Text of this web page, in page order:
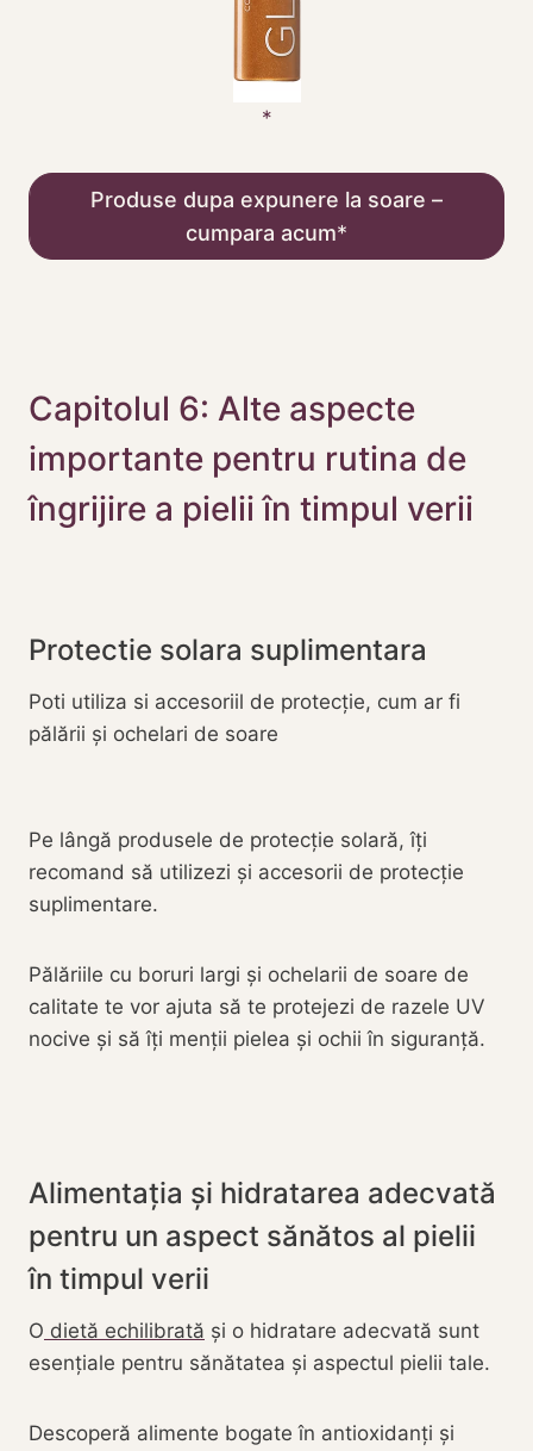
Produse dupa expunere la soare –
cumpara acum
Capitolul 6: Alte aspecte
importante pentru rutina de
îngrijire a pielii în timpul verii
Protectie solara suplimentara
Poti utiliza si accesoriil de protecție, cum ar fi
pălării și ochelari de soare
Pe lângă produsele de protecție solară, îți
recomand să utilizezi și accesorii de protecție
suplimentare.
Pălăriile cu boruri largi și ochelarii de soare de
calitate te vor ajuta să te protejezi de razele UV
nocive și să îți menții pielea și ochii în siguranță.
Alimentația și hidratarea adecvată
pentru un aspect sănătos al pielii
în timpul verii
O dietă echilibrată și o hidratare adecvată sunt
esențiale pentru sănătatea și aspectul pielii tale.
Descoperă alimente bogate în antioxidanți și